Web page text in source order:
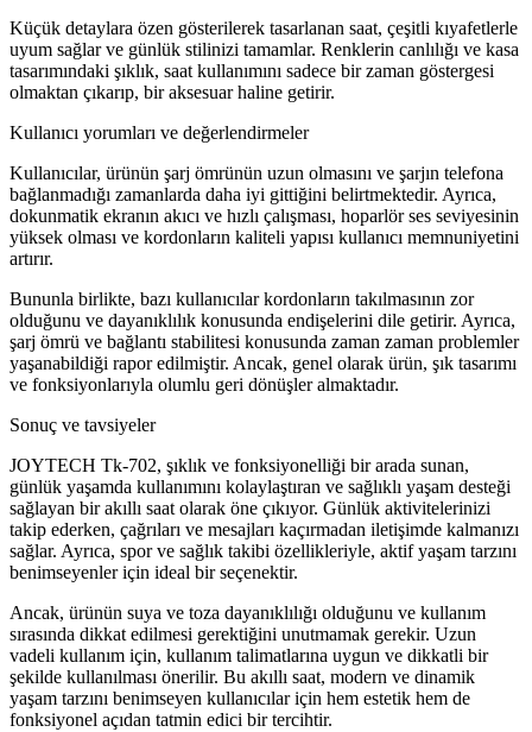
Küçük detaylara özen gösterilerek tasarlanan saat, çeşitli kıyafetlerle
uyum sağlar ve günlük stilinizi tamamlar. Renklerin canlılığı ve kasa
tasarımındaki şıklık, saat kullanımını sadece bir zaman göstergesi
olmaktan çıkarıp, bir aksesuar haline getirir.
Kullanıcı yorumları ve değerlendirmeler
Kullanıcılar, ürünün şarj ömrünün uzun olmasını ve şarjın telefona
bağlanmadığı zamanlarda daha iyi gittiğini belirtmektedir. Ayrıca,
dokunmatik ekranın akıcı ve hızlı çalışması, hoparlör ses seviyesinin
yüksek olması ve kordonların kaliteli yapısı kullanıcı memnuniyetini
artırır.
Bununla birlikte, bazı kullanıcılar kordonların takılmasının zor
olduğunu ve dayanıklılık konusunda endişelerini dile getirir. Ayrıca,
şarj ömrü ve bağlantı stabilitesi konusunda zaman zaman problemler
yaşanabildiği rapor edilmiştir. Ancak, genel olarak ürün, şık tasarımı
ve fonksiyonlarıyla olumlu geri dönüşler almaktadır.
Sonuç ve tavsiyeler
JOYTECH Tk-702, şıklık ve fonksiyonelliği bir arada sunan,
günlük yaşamda kullanımını kolaylaştıran ve sağlıklı yaşam desteği
sağlayan bir akıllı saat olarak öne çıkıyor. Günlük aktivitelerinizi
takip ederken, çağrıları ve mesajları kaçırmadan iletişimde kalmanızı
sağlar. Ayrıca, spor ve sağlık takibi özellikleriyle, aktif yaşam tarzını
benimseyenler için ideal bir seçenektir.
Ancak, ürünün suya ve toza dayanıklılığı olduğunu ve kullanım
sırasında dikkat edilmesi gerektiğini unutmamak gerekir. Uzun
vadeli kullanım için, kullanım talimatlarına uygun ve dikkatli bir
şekilde kullanılması önerilir. Bu akıllı saat, modern ve dinamik
yaşam tarzını benimseyen kullanıcılar için hem estetik hem de
fonksiyonel açıdan tatmin edici bir tercihtir.